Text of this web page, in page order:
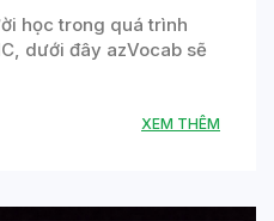
học trong quá trình
dưới đây azVocab sẽ
XEM THÊM